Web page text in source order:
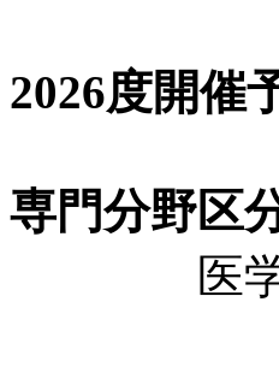
2026度開催
専門分野区
医学/臨